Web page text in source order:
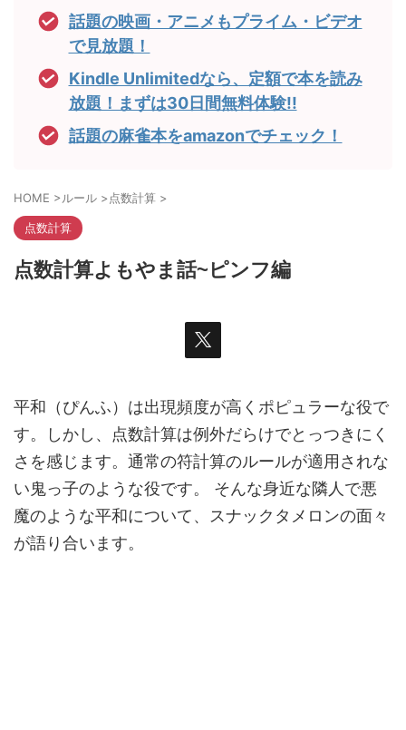
話題の映画・アニメもプライム・ビデオ
で見放題！
Kindle Unlimitedなら、定額で本を読み
放題！まずは30日間無料体験!!
話題の麻雀本をamazonでチェック！
HOME >ルール >点数計算 >
点数計算
点数計算よもやま話~ピンフ編
平和（ぴんふ）は出現頻度が高くポピュラーな役で
す。しかし、点数計算は例外だらけでとっつきにく
さを感じます。通常の符計算のルールが適用されな
い鬼っ子のような役です。 そんな身近な隣人で悪
魔のような平和について、スナックタメロンの面々
が語り合います。